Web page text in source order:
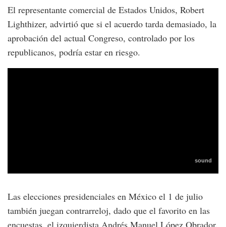
El representante comercial de Estados Unidos, Robert
Lighthizer, advirtió que si el acuerdo tarda demasiado, la
aprobación del actual Congreso, controlado por los
republicanos, podría estar en riesgo.
Las elecciones presidenciales en México el 1 de julio
también juegan contrarreloj, dado que el favorito en las